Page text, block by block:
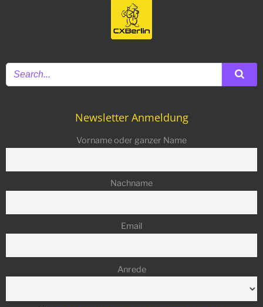
Newsletter Anmeldung
Vorname oder ganzer Name
Nachname
Email
Anrede